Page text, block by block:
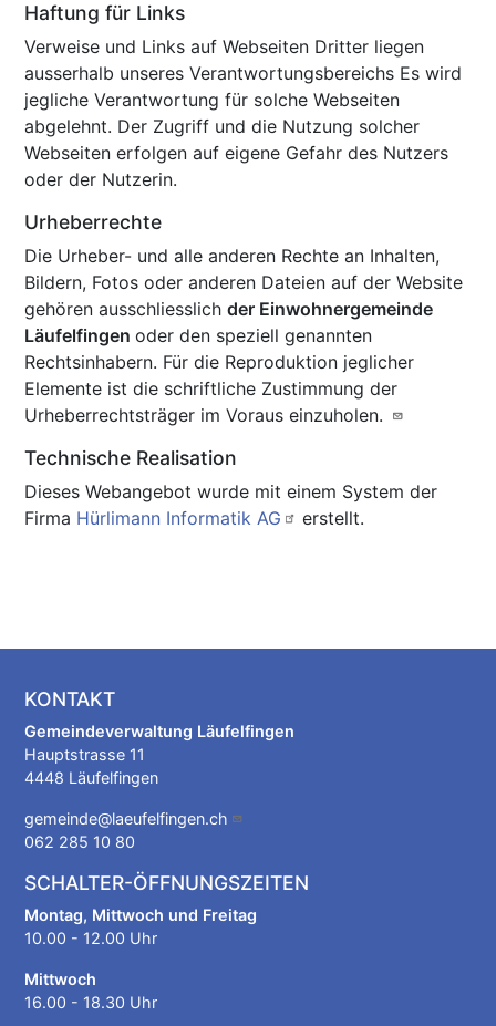
Haftung für Links
Verweise und Links auf Webseiten Dritter liegen
ausserhalb unseres Verantwortungsbereichs Es wird
jegliche Verantwortung für solche Webseiten
abgelehnt. Der Zugriff und die Nutzung solcher
Webseiten erfolgen auf eigene Gefahr des Nutzers
oder der Nutzerin.
Urheberrechte
Die Urheber- und alle anderen Rechte an Inhalten,
Bildern, Fotos oder anderen Dateien auf der Website
gehören ausschliesslichder Einwohnergemeinde
Läufelfingenoder den speziell genannten
Rechtsinhabern. Für die Reproduktion jeglicher
Elemente ist die schriftliche Zustimmung der
Urheberrechtsträger im Voraus einzuholen.
Technische Realisation
Dieses Webangebot wurde mit einem System der
Firma Hürlimann Informatik AG erstellt.
KONTAKT
Gemeindeverwaltung Läufelfingen
Hauptstrasse 11
4448 Läufelfingen
gemeinde@laeufelfingen.ch
062 285 10 80
SCHALTER-ÖFFNUNGSZEITEN
Montag, Mittwoch und Freitag
10.00 - 12.00 Uhr
Mittwoch
16.00 - 18.30 Uhr